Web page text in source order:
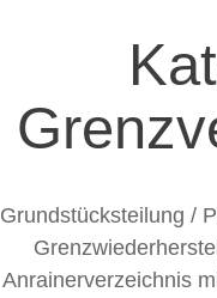
Grundstücksteilung /
Anrainerverzeichnis